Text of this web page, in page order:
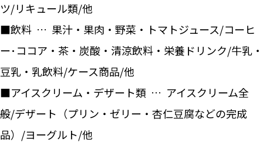
ツ/リキュール類/他
■飲料 … 果汁・果肉・野菜・トマトジュース/コーヒ
ー･ココア・茶・炭酸・清涼飲料・栄養ドリンク/牛乳・
豆乳・乳飲料/ケース商品/他
■アイスクリーム・デザート類 … アイスクリーム全
般/デザート（プリン・ゼリー・杏仁豆腐などの完成
品）/ヨーグルト/他